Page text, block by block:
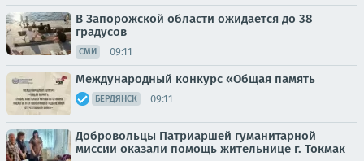
В Запорожской области ожидается до 38
градусов
СМИ 09:11
Международный конкурс «Общая память
БЕРДЯНСК 09:11
Добровольцы Патриаршей гуманитарной
миссии оказали помощь жительнице г. Токмак